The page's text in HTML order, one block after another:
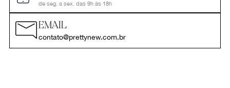
de seg. a sex. das 9h às 18h
EMAIL
contato@prettynew.com.br